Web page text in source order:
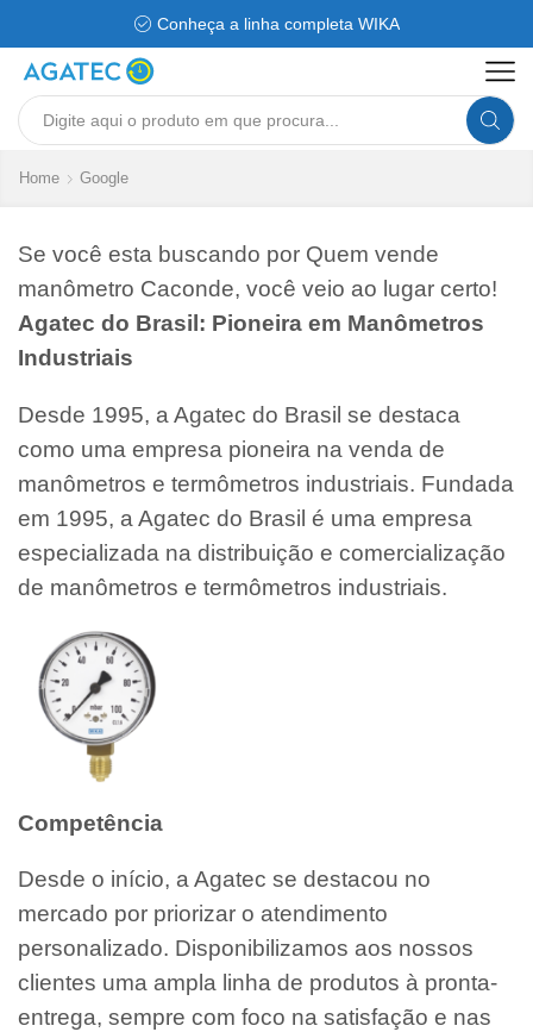
Conheça a linha completa WIKA
Search
Home Google
Se você esta buscando por Quem vende
manômetro Caconde, você veio ao lugar certo!
Agatec do Brasil: Pioneira em Manômetros
Industriais
Desde 1995, a Agatec do Brasil se destaca
como uma empresa pioneira na venda de
manômetros e termômetros industriais. Fundada
em 1995, a Agatec do Brasil é uma empresa
especializada na distribuição e comercialização
de manômetros e termômetros industriais.
Competência
Desde o início, a Agatec se destacou no
mercado por priorizar o atendimento
personalizado. Disponibilizamos aos nossos
clientes uma ampla linha de produtos à pronta-
entrega, sempre com foco na satisfação e nas